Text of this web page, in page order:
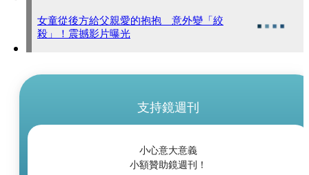
女童從後方給父親愛的抱抱 意外變「絞
殺」！震撼影片曝光
支持鏡週刊
小心意大意義
小額贊助鏡週刊！